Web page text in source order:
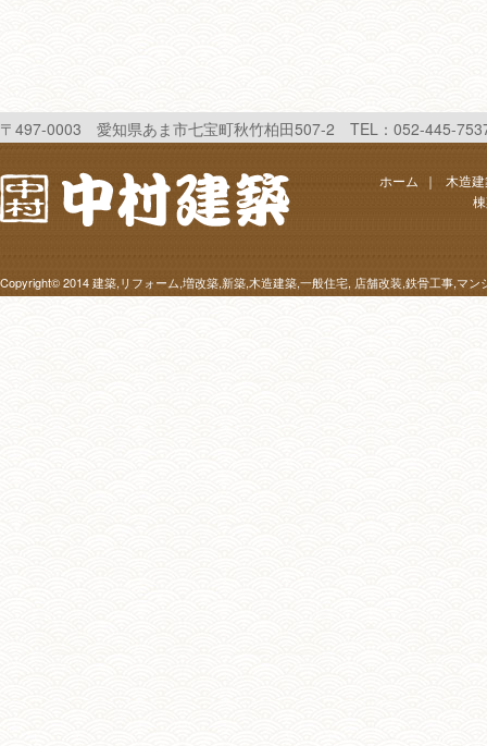
〒497-0003 愛知県あま市七宝町秋竹柏田507-2 TEL：052-445-
ホーム ｜
木造
Copyright© 2014建築,リフォーム,増改築,新築,木造建築,一般住宅, 店舗改装,鉄骨工事,